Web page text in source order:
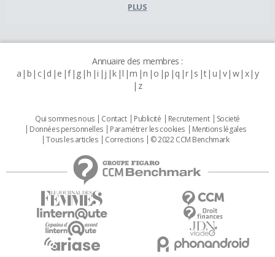
PLUS
Annuaire des membres :
a b c d e f g h i j k l m n o p q r s t u v w x y
z
Qui sommes nous Contact Publicité Recrutement
Societé
Données personnelles
Paramétrer les cookies
Mentions légales
Tous les articles
Corrections © 2022 CCM Benchmark